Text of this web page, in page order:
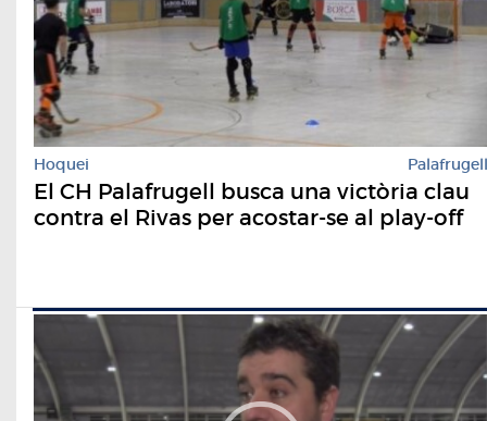
Hoquei Palafrugell
El CH Palafrugell busca una victòria clau
contra el Rivas per acostar-se al play-off